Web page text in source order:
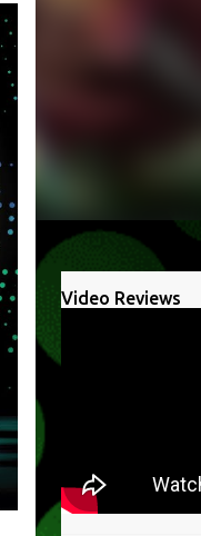
Video Reviews